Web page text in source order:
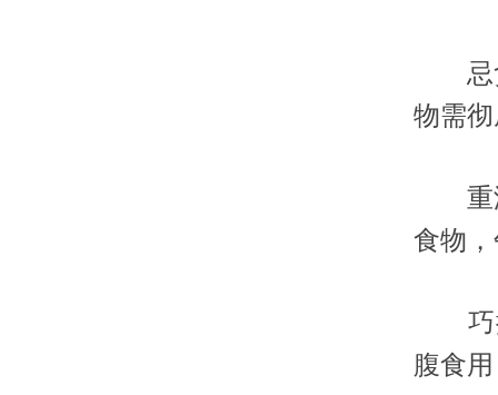
忌贪
物需
重温
食物
巧搭
腹食